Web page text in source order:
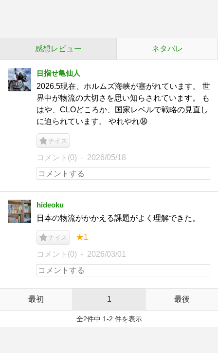
感想レビュー ネタバレ
目指せ亀仙人
2026.5現在、ホルムズ海峡が塞がれています。 世
界中が物流の大切さを思い知らされています。 も
はや、CLOどころか、国家レベルで戦略の見直し
に迫られています。 やれやれ😩
ナイス
コメント(0) 2026/05/18
hideoku
日本の物流がかかえる課題がよく理解できた。
ナイス ★1
コメント(0) 2026/03/01
最初 1 最後
全2件中 1-2 件を表示